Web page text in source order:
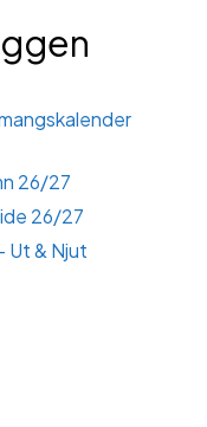
26/27
26/27
Ut & Njut